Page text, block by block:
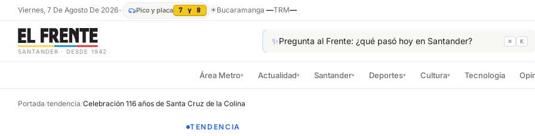
Viernes, 7 De Agosto De 2026• Pico y placa 7 y 8 ☀Bucaramanga —TRM—
SANTANDER · DESDE 1942
✨Pregunta al Frente: ¿qué pasó hoy en Santander? ⌘ K
Área Metro▾ Actualidad▾ Santander▾ Deportes▾ Cultura▾ Tecnología
Portada/tendencia/Celebración 116 años de Santa Cruz de la Colina
TENDENCIA